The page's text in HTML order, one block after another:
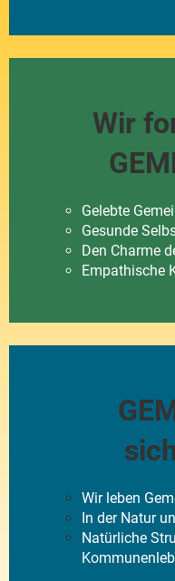
Wir
Gelebte
Gesunde
Den Charme
Empathische
Wir leben
In der Natur
Natürliche